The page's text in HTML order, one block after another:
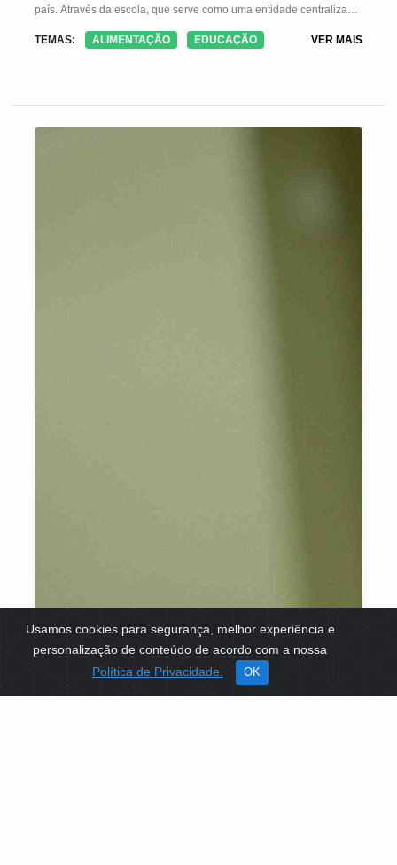
Usamos cookies para segurança, melhor experiência e
personalização de conteúdo de acordo com a nossa
Política de Privacidade.
OK
país. Através da escola, que serve como uma entidade centralizada,
conhecimentos para a auto-produção alimentar que assegura a
próprias da cultura e da identidade locais: as hortas se inserem no
TEMAS: ALIMENTAÇÃO EDUCAÇÃO VER MAIS